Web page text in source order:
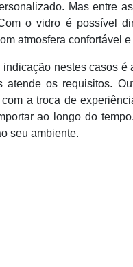
Mas entre
o vidro é possível
atmosfera confortável
indicação nestes casos
atende os requisitos.
a troca de
ao longo do
seu ambiente.